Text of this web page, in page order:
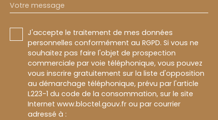
Votre message
J'accepte le traitement de mes données
personnelles conformément au RGPD. Si vous ne
souhaitez pas faire l'objet de prospection
commerciale par voie téléphonique, vous pouvez
vous inscrire gratuitement sur la liste d'opposition
au démarchage téléphonique, prévu par l'article
L223-1 du code de la consommation, sur le site
Internet www.bloctel.gouv.fr ou par courrier
adressé à :